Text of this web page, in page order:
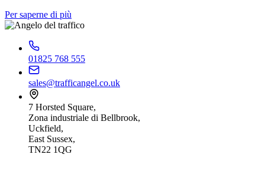
Per saperne di più
01825 768 555
sales@trafficangel.co.uk
7 Horsted Square,
Zona industriale di Bellbrook,
Uckfield,
East Sussex,
TN22 1QG